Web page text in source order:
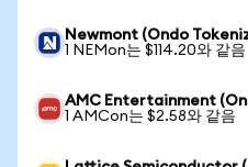
Newmont (Ondo
1 NEMon는 $114.20와 같음
AMC Entertainment
1 AMCon는 $2.58와 같음